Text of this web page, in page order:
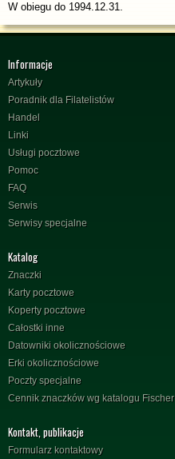
W obiegu do 1994.12.31.
Informacje
Artykuły
Poradnik dla Filatelistów
Handel
Linki
Usługi pocztowe
Pomoc
FAQ
Serwis
Serwisy specjalne
Katalog
Znaczki
Karty pocztowe
Koperty pocztowe
Całostki inne
Datowniki okolicznościowe
Erki okolicznościowe
Poczty specjalne
Cennik znaczków wg katalogu Fischer
Kontakt, publikacje
Formularz kontaktowy